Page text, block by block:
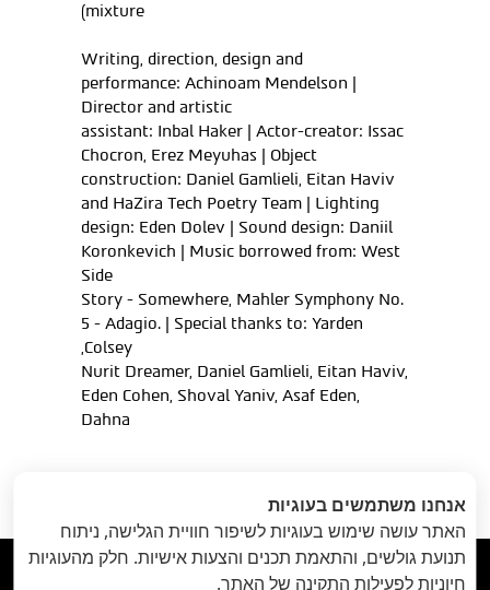
mixture)
Writing, direction, design and
performance: Achinoam Mendelson |
Director and artistic
assistant: Inbal Haker | Actor-creator: Issac
Chocron, Erez Meyuhas | Object
construction: Daniel Gamlieli, Eitan Haviv
and HaZira Tech Poetry Team | Lighting
design: Eden Dolev | Sound design: Daniil
Koronkevich | Music borrowed from: West
Side
Story - Somewhere, Mahler Symphony No.
5 - Adagio. | Special thanks to: Yarden
Colsey,
Nurit Dreamer, Daniel Gamlieli, Eitan Haviv,
Eden Cohen, Shoval Yaniv, Asaf Eden,
Dahna
הקודם : 100
גברים // 15 ביולי
ביולי »
אנחנו משתמשים בעוגיות
האתר עושה שימוש בעוגיות לשיפור חוויית הגלישה, ניתוח
תנועת גולשים, והתאמת תכנים והצעות אישיות. חלק מהעוגיות
חיוניות לפעילות התקינה של האתר.